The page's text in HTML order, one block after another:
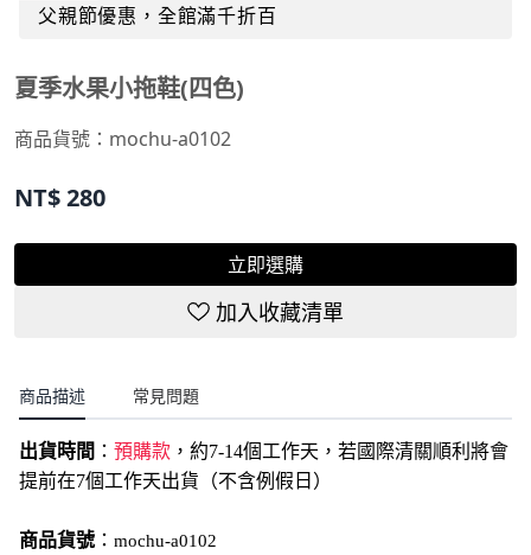
父親節優惠，全館滿千折百
夏季水果小拖鞋(四色)
商品貨號： mochu-a0102
NT$280
立即選購
加入收藏清單
商品描述 常見問題
出貨時間 ： 預購款 ，約7-14個工作天，若國際清關順利將會
提前在7個工作天出貨（不含例假日）
商品貨號： mochu-a0102